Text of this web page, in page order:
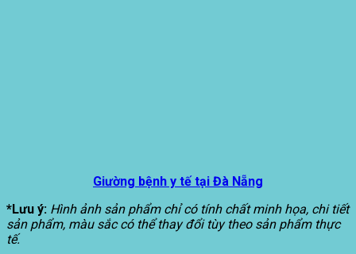
Giường bệnh y tế tại Đà Nẵng
*Lưu ý: Hình ảnh sản phẩm chỉ có tính chất minh họa, chi tiết
sản phẩm, màu sắc có thể thay đổi tùy theo sản phẩm thực
tế.